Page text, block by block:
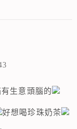
生意頭腦的
好想喝珍珠奶茶